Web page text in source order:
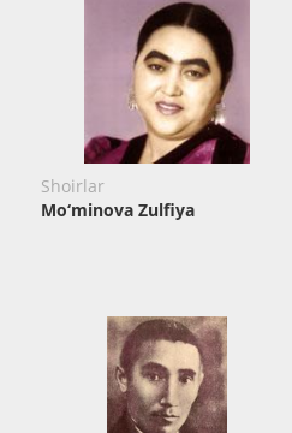
Shoirlar
Mo‘minova Zulfiya